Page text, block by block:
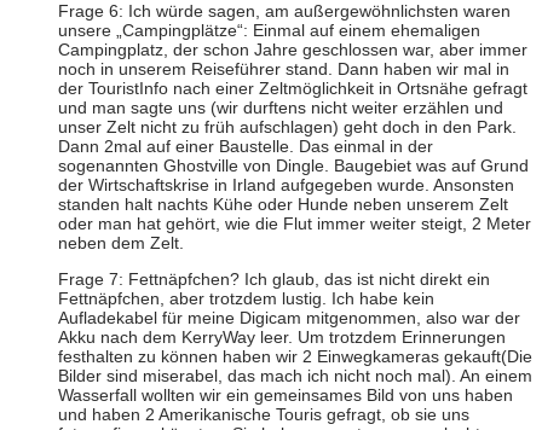
Frage 6: Ich würde sagen, am außergewöhnlichsten waren
unsere „Campingplätze“: Einmal auf einem ehemaligen
Campingplatz, der schon Jahre geschlossen war, aber immer
noch in unserem Reiseführer stand. Dann haben wir mal in
der TouristInfo nach einer Zeltmöglichkeit in Ortsnähe gefragt
und man sagte uns (wir durftens nicht weiter erzählen und
unser Zelt nicht zu früh aufschlagen) geht doch in den Park.
Dann 2mal auf einer Baustelle. Das einmal in der
sogenannten Ghostville von Dingle. Baugebiet was auf Grund
der Wirtschaftskrise in Irland aufgegeben wurde. Ansonsten
standen halt nachts Kühe oder Hunde neben unserem Zelt
oder man hat gehört, wie die Flut immer weiter steigt, 2 Meter
neben dem Zelt.
Frage 7: Fettnäpfchen? Ich glaub, das ist nicht direkt ein
Fettnäpfchen, aber trotzdem lustig. Ich habe kein
Aufladekabel für meine Digicam mitgenommen, also war der
Akku nach dem KerryWay leer. Um trotzdem Erinnerungen
festhalten zu können haben wir 2 Einwegkameras gekauft(Die
Bilder sind miserabel, das mach ich nicht noch mal). An einem
Wasserfall wollten wir ein gemeinsames Bild von uns haben
und haben 2 Amerikanische Touris gefragt, ob sie uns